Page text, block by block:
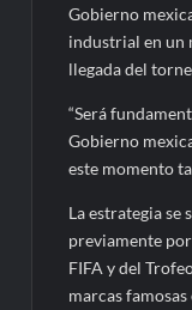
Gobierno
industrial en un
llegada del
“Será
Gobierno
este momento
La estrategia se
previamente
FIFA y del
marcas